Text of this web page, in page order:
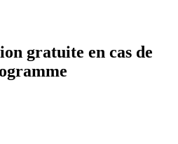
gratuite en cas de